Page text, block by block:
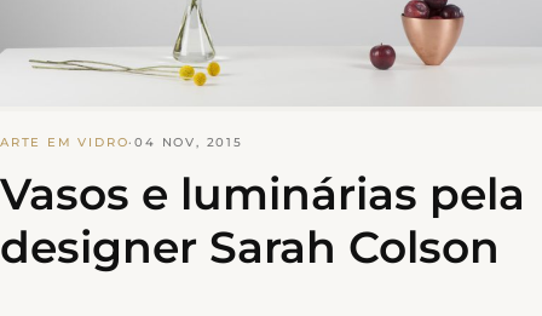
ARTE EM VIDRO·04 NOV, 2015
Vasos e luminárias pela
designer Sarah Colson